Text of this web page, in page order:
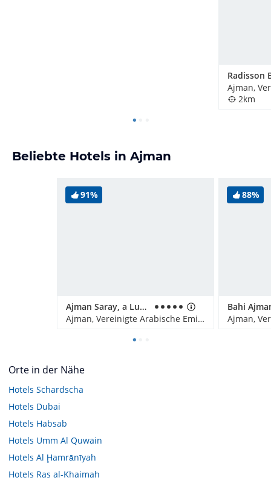
2km
Beliebte Hotels in Ajman
91%
Ajman Saray, a Luxury Collection Resort
Ajman, Vereinigte Arabische Emirate
88%
Orte in der Nähe
Hotels Schardscha
Hotels Dubai
Hotels Habsab
Hotels Umm Al Quwain
Hotels Al Ḩamrānīyah
Hotels Ras al-Khaimah